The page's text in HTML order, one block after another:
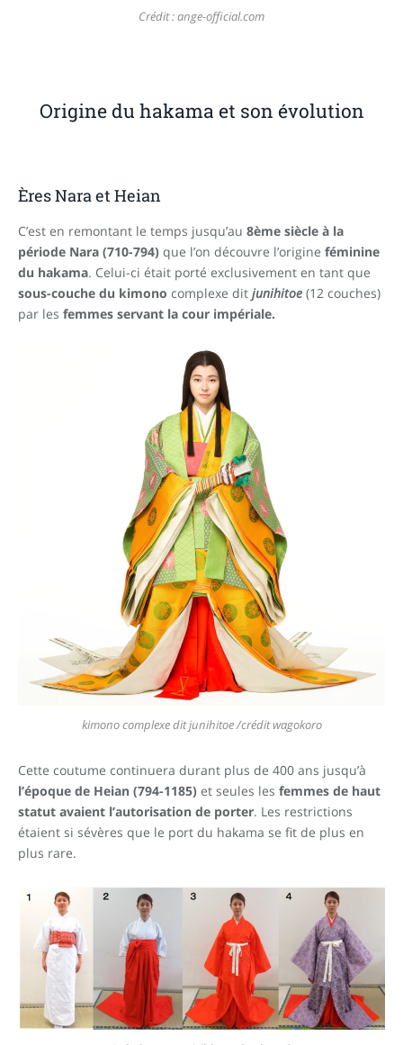
Crédit : ange-official.com
Origine du hakama et son évolution
Ères Nara et Heian
C’est en remontant le temps jusqu’au 8ème siècle à la
période Nara (710-794) que l’on découvre l’origine féminine
du hakama. Celui-ci était porté exclusivement en tant que
sous-couche du kimono complexe dit junihitoe (12 couches)
par les femmes servant la cour impériale.
kimono complexe dit junihitoe /crédit wagokoro
Cette coutume continuera durant plus de 400 ans jusqu’à
l’époque de Heian (794-1185) et seules les femmes de haut
statut avaient l’autorisation de porter. Les restrictions
étaient si sévères que le port du hakama se fit de plus en
plus rare.